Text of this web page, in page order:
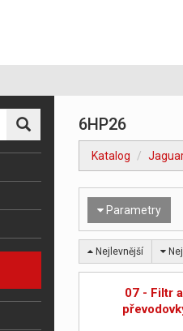
6HP26
Katalog
Parametry
Nejlevnější
07 - Filtr